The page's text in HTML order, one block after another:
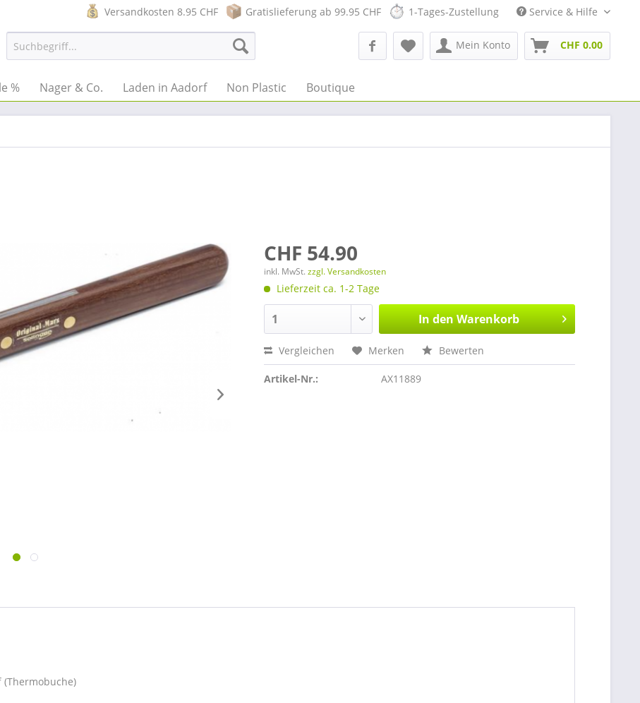
Versandkosten 8.95 CHF Gratislieferung ab 99.95 CHF 1-Tages-Zustellung Service & Hilfe
Mein Konto CHF 0.00
% Nager & Co. Laden in Aadorf Non Plastic Boutique
CHF 54.90
inkl. MwSt.zzgl. Versandkosten
Lieferzeit ca. 1-2 Tage
In den Warenkorb
Vergleichen Merken Bewerten
Artikel-Nr.: AX11889